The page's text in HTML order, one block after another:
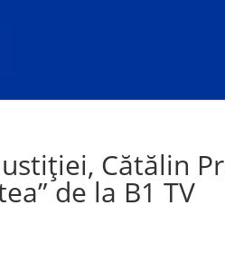
Cătălin
de la B1 TV